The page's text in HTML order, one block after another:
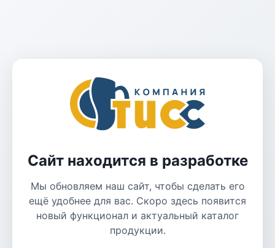
Сайт находится в разработке
Мы обновляем наш сайт, чтобы сделать его
ещё удобнее для вас. Скоро здесь появится
новый функционал и актуальный каталог
продукции.